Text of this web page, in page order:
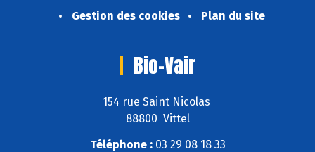
Gestion des cookies
Plan du site
Bio-Vair
154 rue Saint Nicolas
88800 Vittel
Téléphone :03 29 08 18 33